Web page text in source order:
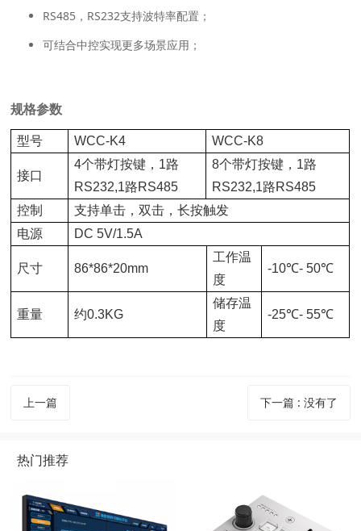
RS485，RS232支持波特率配置；
可结合中控实现更多场景应用；
规格参数
型号 WCC-K4 WCC-K8
接口
4个带灯按键，1路
RS232,1路RS485
8个带灯按键，1路
RS232,1路RS485
控制
支持单击，双击，长按触发
电源
DC 5V/1.5A
尺寸 86*86*20mm
工作温
度
-10℃- 50℃
重量 约0.3KG
储存温
度
-25℃- 55℃
上一篇 下一篇: 没有了
热门推荐